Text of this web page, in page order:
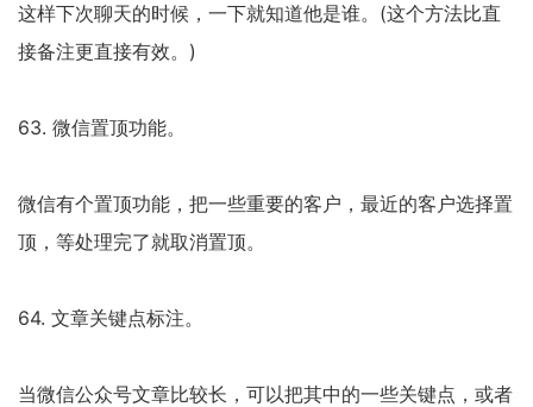
这样下次聊天的时候，一下就知道他是谁。(这个方法比直
接备注更直接有效。)
63. 微信置顶功能。
微信有个置顶功能，把一些重要的客户，最近的客户选择置
顶，等处理完了就取消置顶。
64. 文章关键点标注。
当微信公众号文章比较长，可以把其中的一些关键点，或者